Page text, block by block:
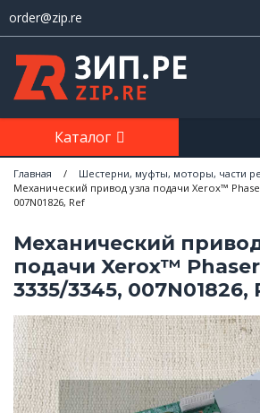
order@zip.re
Каталог
Главная / Шестерни, муфты, моторы, части
Механический привод узла подачи Xerox™
007N01826, Ref
Механический
подачи Xerox™
3335/3345, 007N01826,